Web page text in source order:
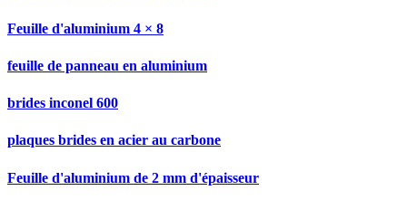
Feuille d'aluminium 4 × 8
feuille de panneau en aluminium
brides inconel 600
plaques brides en acier au carbone
Feuille d'aluminium de 2 mm d'épaisseur